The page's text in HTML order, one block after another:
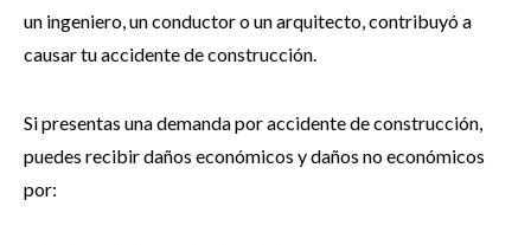
un ingeniero, un conductor o un arquitecto, contribuyó a
causar tu accidente de construcción.
Si presentas una demanda por accidente de construcción,
puedes recibir daños económicos y daños no económicos
por: